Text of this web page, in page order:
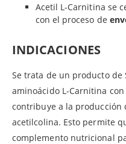
Acetil L-Carnitina se
con el proceso de
INDICACIONES
Se trata de un producto de
aminoácido L-Carnitina
contribuye a la producción
acetilcolina. Esto permite
complemento nutricional